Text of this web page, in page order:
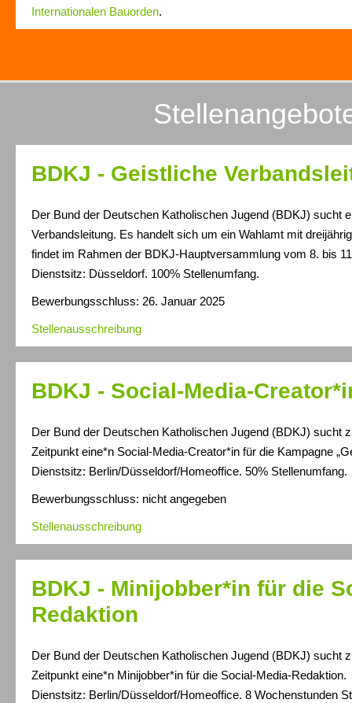
Internationalen Bauorden.
BDKJ - Geistliche
Der Bund der Deutschen Katholischen Jugend (BDKJ) sucht
Verbandsleitung. Es handelt sich um ein Wahlamt mit
findet im Rahmen der BDKJ-Hauptversammlung vom 8. bis
Dienstsitz: Düsseldorf. 100% Stellenumfang.
Bewerbungsschluss: 26. Januar 2025
Stellenausschreibung
BDKJ - Social-Media-
Der Bund der Deutschen Katholischen Jugend (BDKJ) sucht
Zeitpunkt eine*n Social-Media-Creator*in für die Kampagne
Dienstsitz: Berlin/Düsseldorf/Homeoffice. 50% Stellenumfang.
Bewerbungsschluss: nicht angegeben
Stellenausschreibung
BDKJ - Minijobber*in für die
Redaktion
Der Bund der Deutschen Katholischen Jugend (BDKJ) sucht
Zeitpunkt eine*n Minijobber*in für die Social-Media-Redaktion.
Dienstsitz: Berlin/Düsseldorf/Homeoffice. 8 Wochenstunden